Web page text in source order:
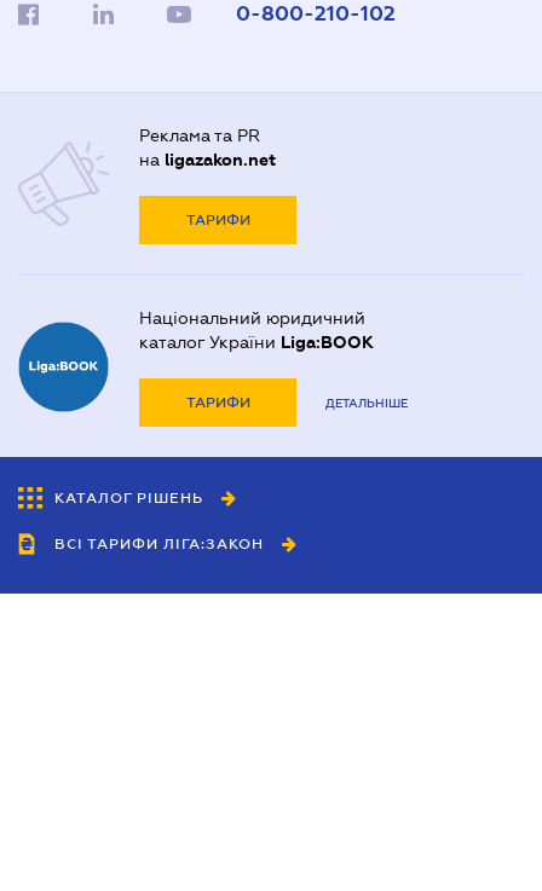
0-800-210-102
Реклама та PR
на ligazakon.net
ТАРИФИ
Національний юридичний
каталог України Liga:BOOK
ТАРИФИ ДЕТАЛЬНІШЕ
КАТАЛОГ РІШЕНЬ
ВСІ ТАРИФИ ЛІГА:ЗАКОН